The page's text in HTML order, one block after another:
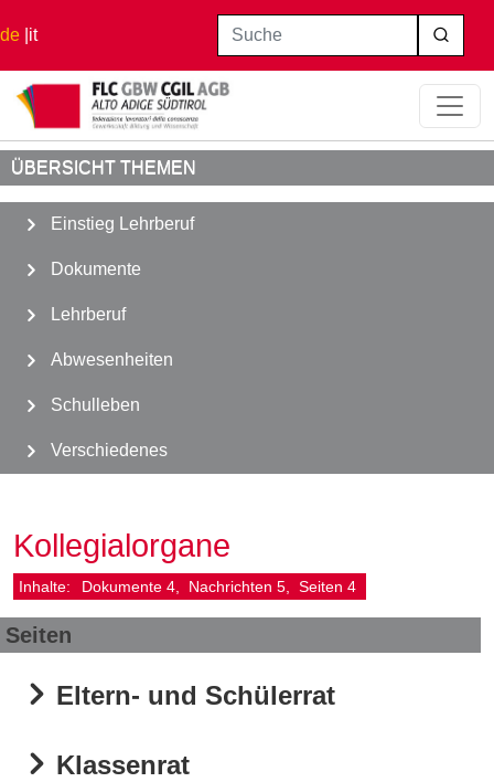
de it Suche
Startseite Schulleben
Kollegialorgane
Inhalte: Dokumente 4 Nachrichten 5 Seiten 4
Seiten
Eltern- und Schülerrat
Klassenrat
ÜBERSICHT THEMEN
Einstieg Lehrberuf
Dokumente
Lehrberuf
Abwesenheiten
Schulleben
Verschiedenes